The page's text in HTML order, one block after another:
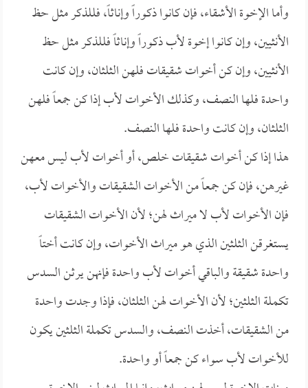
وأما الإخوة الأشقاء، فإن كانوا ذكوراً وإناثاً، فللذكر مثل حظ
الأنثيين، وإن كانوا إخوة لأب ذكوراً وإناثاً فللذكر مثل حظ
الأنثيين، وإن كن أخوات شقيقات فلهن الثلثان، وإن كانت
واحدة فلها النصف، وكذلك الأخوات لأب إذا كن جمعاً فلهن
الثلثان، وإن كانت واحدة فلها النصف.
هذا إذا كن أخوات شقيقات خلص، أو أخوات لأب ليس معهن
غيرهن، فإن كن جمعاً من الأخوات الشقيقات والأخوات لأب،
فإن الأخوات لأب لا ميراث لهن؛ لأن الأخوات الشقيقات
يستغرقن الثلثين الذي هو ميراث الأخوات، وإن كانت أختاً
واحدة شقيقة والباقي أخوات لأب واحدة فإنهن يرثن السدس
تكملة الثلثين؛ لأن الأخوات لهن الثلثان، فإذا وجدت واحدة
من الشقيقات، أخذت النصف، والسدس تكملة الثلثين يكون
للأخوات لأب سواء كن جمعاً أو واحدة.